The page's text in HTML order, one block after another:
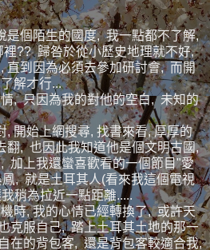
是個陌生的國度, 我一點都不了解,
?? 歸咎於從小歷史地理就不好,
直到因為必須去參加研討會, 而開
解才行...
, 只因為我的對他的空白, 未知的
, 開始上網搜尋, 找書來看, 厚厚的
翻, 也因此我知道他是個文明古國,
加上我還蠻喜歡看的一個節目"愛
, 就是土耳其人(看來我這個電視
稍為拉近一點距離.....
時, 我的心情已經轉換了, 或許天
克服自己, 踏上土耳其土地的那一
在的背包客, 還是背包客較適合我,